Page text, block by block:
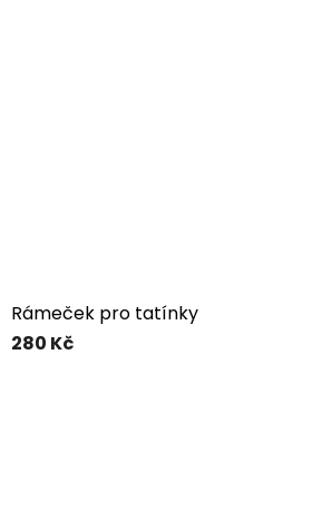
Rámeček pro tatínky
280 Kč